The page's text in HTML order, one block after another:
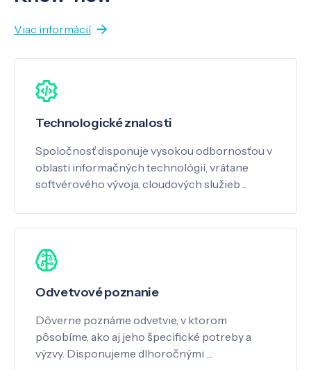
Viac informácií
Technologické znalosti
Spoločnosť disponuje vysokou odbornosťou v
oblasti informačných technológií, vrátane
softvérového vývoja, cloudových služieb ...
Odvetvové poznanie
Dôverne poznáme odvetvie, v ktorom
pôsobíme, ako aj jeho špecifické potreby a
výzvy. Disponujeme dlhoročnými …